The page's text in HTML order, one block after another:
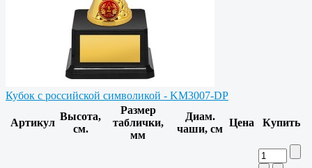
Кубок с российской символикой - KM3007-DP
Артикул
Высота,
см.
Размер
таблички,
мм
Диам.
чаши, см
Цена Купить